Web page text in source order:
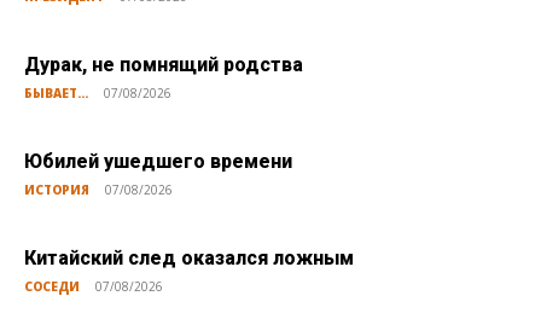
Дурак, не помнящий родства
БЫВАЕТ... 07/08/2026
Юбилей ушедшего времени
ИСТОРИЯ 07/08/2026
Китайский след оказался ложным
СОСЕДИ 07/08/2026